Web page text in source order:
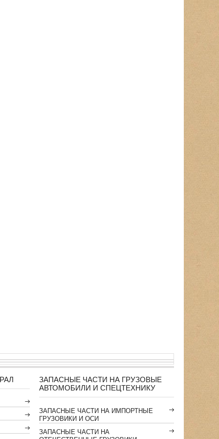
ЗАПАСНЫЕ ЧАСТИ НА ГРУЗОВЫЕ
АВТОМОБИЛИ И СПЕЦТЕХНИКУ
ЗАПАСНЫЕ ЧАСТИ НА ИМПОРТНЫЕ
ГРУЗОВИКИ И ОСИ
ЗАПАСНЫЕ ЧАСТИ НА